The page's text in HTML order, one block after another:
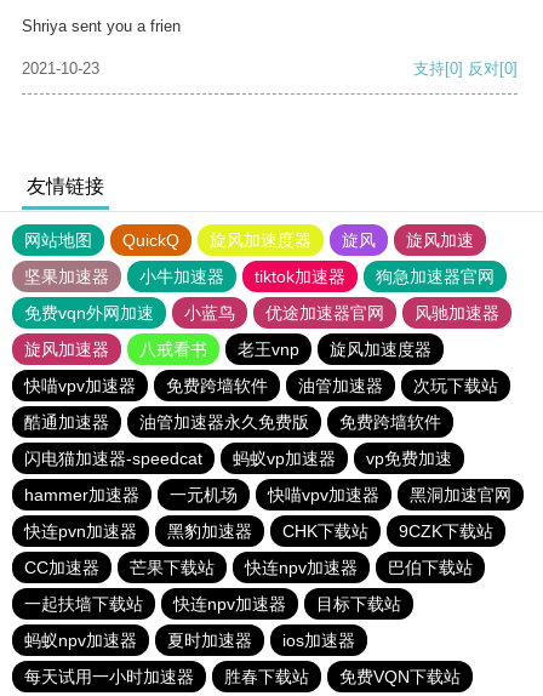
Shriya sent you a frien
2021-10-23 支持[0] 反对[0]
友情链接
网站地图 QuickQ 旋风加速度器 旋风
旋风加速
坚果加速器
小牛加速器 tiktok加速器
狗急加速器官网
免费vqn外网加速
小蓝鸟 优途加速器官网
风驰加速器
旋风加速器
八戒看书 老王vnp
旋风加速度器
快喵vpv加速器
免费跨墙软件 油管加速器
次玩下载站
酷通加速器
油管加速器永久免费版
免费跨墙软件
闪电猫加速器-speedcat
蚂蚁vp加速器
vp免费加速
hammer加速器
一元机场 快喵vpv加速器
黑洞加速官网
快连pvn加速器
黑豹加速器 CHK下载站
9CZK下载站
CC加速器
芒果下载站 快连npv加速器
巴伯下载站
一起扶墙下载站
快连npv加速器
目标下载站
蚂蚁npv加速器
夏时加速器
ios加速器
每天试用一小时加速器
胜春下载站 免费VQN下载站